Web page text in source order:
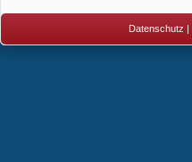
Datenschutz |